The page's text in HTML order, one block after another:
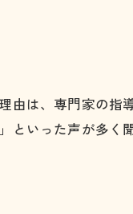
ーの違い
ポイント
は、専門家の指
いった声が多く